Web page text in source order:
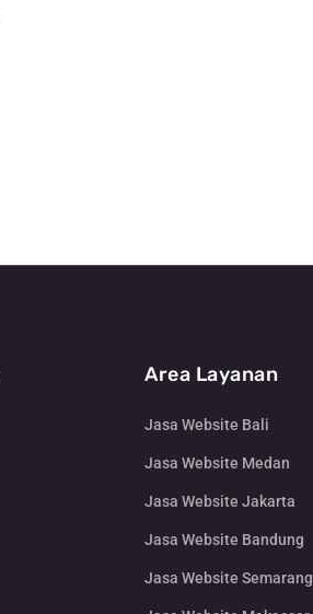
Area Layanan
Jasa Website Bali
Jasa Website Medan
Jasa Website Jakarta
Jasa Website Bandung
Jasa Website Semarang